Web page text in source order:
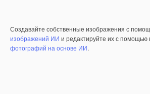
Создавайте собственные изображения с
изображений ИИ и редактируйте их с помощью
фотографий на основе ИИ.